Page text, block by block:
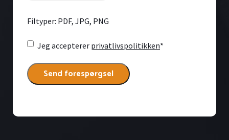
Filtyper: PDF, JPG, PNG
Consent*
Jeg accepterer privatlivspolitikken*